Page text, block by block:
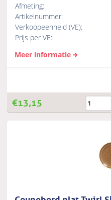
Afmeting:
Artikelnummer:
Verkoopeenheid (VE):
Prijs per VE:
Meer informatie
€13,15